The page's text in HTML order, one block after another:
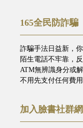
165全民防詐騙
詐騙手法日益新，
陌生電話不牢靠，
ATM無辨識身分或
不用先支付任何費
加入臉書社群